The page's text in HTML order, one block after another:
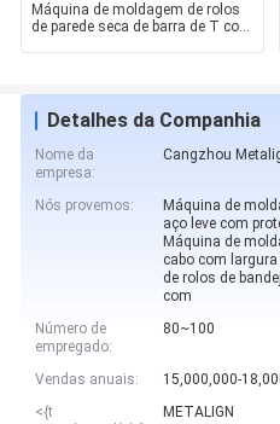
Máquina de moldagem de rolos
de parede seca de barra de T com
Detalhes da Companhia
Nome da
empresa:
Cangzhou
Nós provemos:
Máquina de
aço leve com
Máquina de
cabo com
de rolos de
com
Número de
empregado:
80~100
Vendas anuais:
15,000,000-
<{t
METALIGN